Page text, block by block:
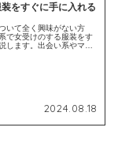
をすぐに手に入れる
いて全く興味がない方
で女受けのする服装をす
します。出会い系やマッ
2024.08.18